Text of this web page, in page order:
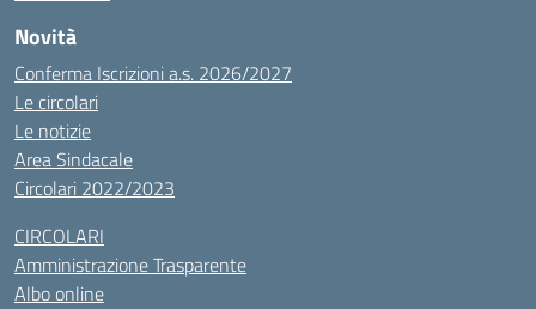
Novità
Conferma Iscrizioni a.s. 2026/2027
Le circolari
Le notizie
Area Sindacale
Circolari 2022/2023
CIRCOLARI
Amministrazione Trasparente
Albo online